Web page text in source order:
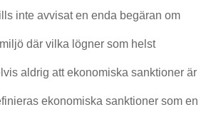
inte avvisat en enda begäran om
där vilka lögner som helst
aldrig att ekonomiska sanktioner är
ekonomiska sanktioner som en